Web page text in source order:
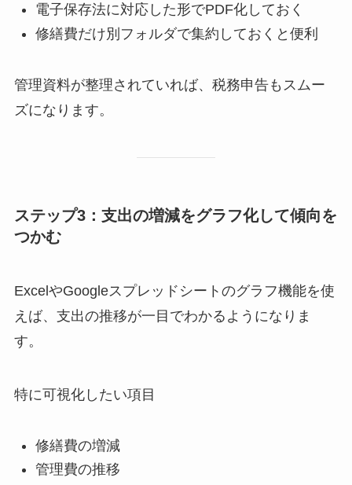
電子保存法に対応した形でPDF化しておく
修繕費だけ別フォルダで集約しておくと便利
管理資料が整理されていれば、税務申告もスムー
ズになります。
ステップ3：支出の増減をグラフ化して傾向を
つかむ
ExcelやGoogleスプレッドシートのグラフ機能を使
えば、支出の推移が一目でわかるようになりま
す。
特に可視化したい項目
修繕費の増減
管理費の推移